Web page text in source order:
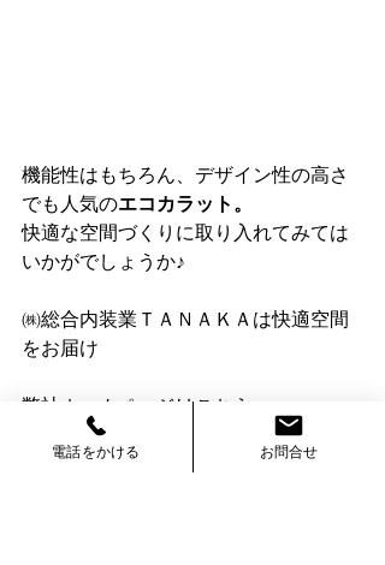
機能性はもちろん、デザイン性の高さ
でも人気のエコカラット。
快適な空間づくりに取り入れてみては
いかがでしょうか♪
㈱総合内装業ＴＡＮＡＫＡは快適空間
をお届け
弊社ホームページはこちら
https://www.naiso-tanaka.com/
電話をかける お問合せ